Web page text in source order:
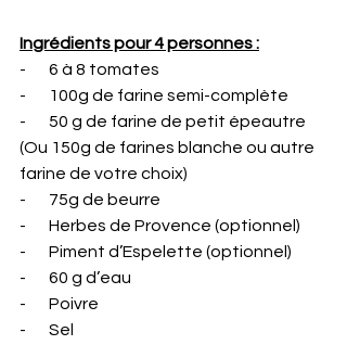
Ingrédients pour 4 personnes :
-       6 à 8 tomates
-       100g de farine semi-complète
-       50 g de farine de petit épeautre
(Ou 150g de farines blanche ou autre
farine de votre choix)
-       75g de beurre
-       Herbes de Provence (optionnel)
-       Piment d’Espelette (optionnel)
-       60 g d’eau
-       Poivre
-       Sel